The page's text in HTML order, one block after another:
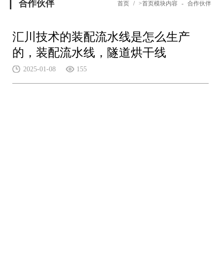
合作伙伴 首页 / >首页模块内容 - 合作伙伴
汇川技术的装配流水线是怎么生产
的，装配流水线，隧道烘干线
2025-01-08 155